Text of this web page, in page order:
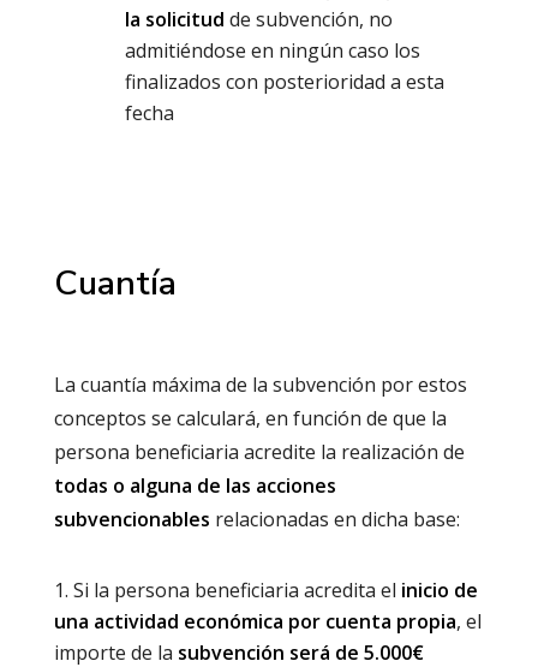
la solicitud de subvención, no
admitiéndose en ningún caso los
finalizados con posterioridad a esta
fecha
Cuantía
La cuantía máxima de la subvención por estos
conceptos se calculará, en función de que la
persona beneficiaria acredite la realización de
todas o alguna de las acciones
subvencionables relacionadas en dicha base:
Si la persona beneficiaria acredita el inicio de
una actividad económica por cuenta propia, el
importe de la subvención será de 5.000€